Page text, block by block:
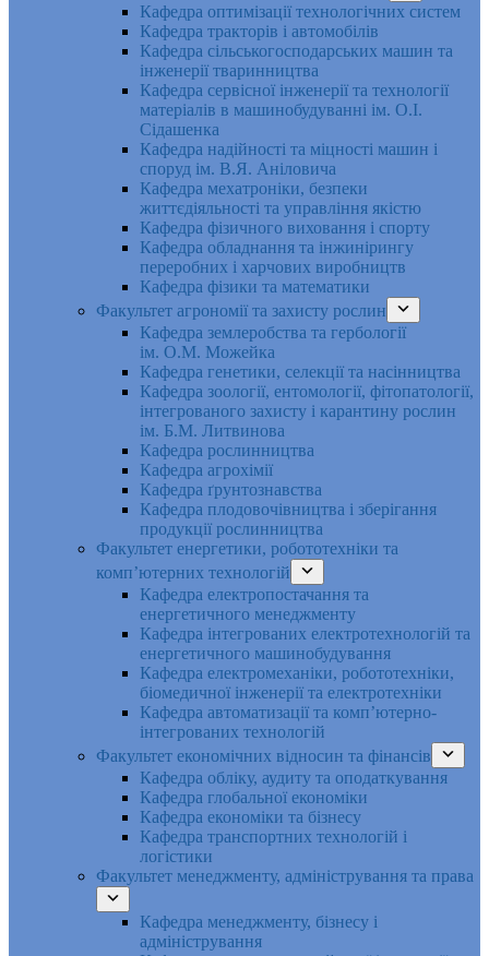
Кафедра оптимізації технологічних систем
Кафедра тракторів і автомобілів
Кафедра сільськогосподарських машин та
інженерії тваринництва
Кафедра cервісної інженерії та технології
матеріалів в машинобудуванні ім. О.І.
Сідашенка
Кафедра надійності та міцності машин і
споруд ім. В.Я. Аніловича
Кафедра мехатроніки, безпеки
життєдіяльності та управління якістю
Кафедра фізичного виховання і спорту
Кафедра обладнання та інжинірингу
переробних і харчових виробництв
Кафедра фізики та математики
Факультет агрономії та захисту рослин
Кафедра землеробства та гербології
ім. О.М. Можейка
Кафедра генетики, селекції та насінництва
Кафедра зоології, ентомології, фітопатології,
інтегрованого захисту і карантину рослин
ім. Б.М. Литвинова
Кафедра рослинництва
Кафедра агрохімії
Кафедра ґрунтознавства
Кафедра плодовочівництва і зберігання
продукції рослинництва
Факультет енергетики, робототехніки та
комп’ютерних технологій
Кафедра електропостачання та
енергетичного менеджменту
Кафедра інтегрованих електротехнологій та
енергетичного машинобудування
Кафедра електромеханіки, робототехніки,
біомедичної інженерії та електротехніки
Кафедра автоматизації та комп’ютерно-
інтегрованих технологій
Факультет економічних відносин та фінансів
Кафедра обліку, аудиту та оподаткування
Кафедра глобальної економіки
Кафедра економіки та бізнесу
Кафедра транспортних технологій і
логістики
Факультет менеджменту, адміністрування та права
Кафедра менеджменту, бізнесу і
адміністрування